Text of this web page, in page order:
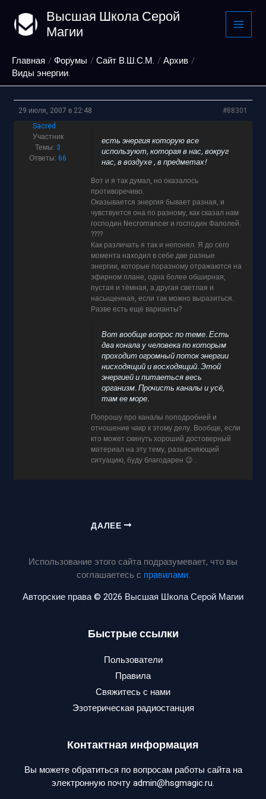
содержимому
Высшая Школа Серой
Магии
Главная Форумы Сайт В.Ш.С.М.
Архив
Виды энергии.
29 июля, 2007 в 22:48
#88301
Sacred
Участник
Темы: 3
Ответы:66
есть энергия которую все
используют, которая в нас, вокруг
нас, в воздухе , в предметах!
Вот и я так думал, но оказалось
противоречиво.
Оказывается энергия бывает разная, и
чувствуется она по разному, как сказал нам
господин Necromancer и господин Фалолей.
????
Как различать я так и непонял. Я до сего
момента находил в себе две разные
энергии, которые поразному отражаются на
эфирном плане, одна более обширная,
пустая и тёмная, а другая светлая и
насыщенная, если так можно выразиться.
Разве есть ещё варианты?
Вот вообще вопрос по теме. Есть
два конала у человека по которым
проходит огромный поток энергии
нисходящий и восходящий. Этой
энергией и питаеться весь
организм. Прочисть каналы и усё,
там ее море.
Попрошу про каналы поподробней и
отношение чакр к этому делу. Вообще, если
кто может скинуть хороший достоверный
материал на эту тему, разьясняющий
ситуацию, буду благодарен 😉 .
ДАЛЕЕ
Использование этого сайта подразумевает, что вы
соглашаетесь с правилами.
Авторские права © 2026 Высшая Школа Серой Магии
Быстрые ссылки
Пользователи
Правила
Свяжитесь с нами
Эзотерическая радиостанция
Контактная информация
Вы можете обратиться по вопросам работы сайта на
электронную почту admin@hsgmagic.ru.